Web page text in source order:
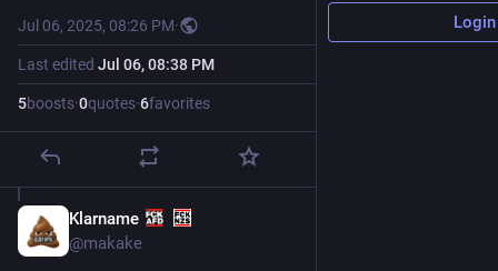
Jul 06, 2025, 08:26 PM·
Last edited Jul 06, 08:38 PM
5boosts·0quotes·6favorites
Klarname
@makake
Login